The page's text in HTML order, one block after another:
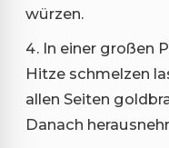
würzen.
In einer großen
Hitze schmelzen
allen Seiten
Danach